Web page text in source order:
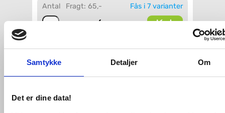
Samtykke Detaljer Om
Det er dine data!
Fås i 7 varianter
Antal Fragt: 65,-
6,- Køb
VVS-nummer:
044094015
Leveringstid:
1-2 hverdage
Varetype:
Andet
Størrelse i mm:
15 mm